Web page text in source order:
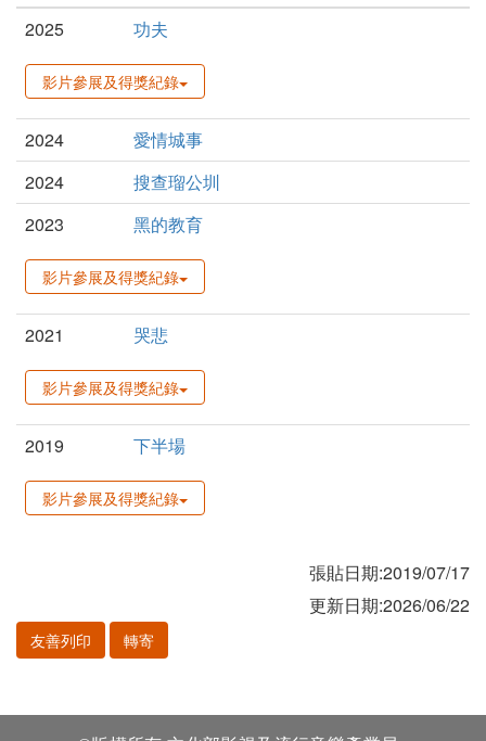
2025
功夫
影片參展及得獎紀錄
2024
愛情城事
2024
搜查瑠公圳
2023
黑的教育
影片參展及得獎紀錄
2021 哭悲
影片參展及得獎紀錄
2019 下半場
影片參展及得獎紀錄
張貼日期:2019/07/17
更新日期:2026/06/22
友善列印 轉寄